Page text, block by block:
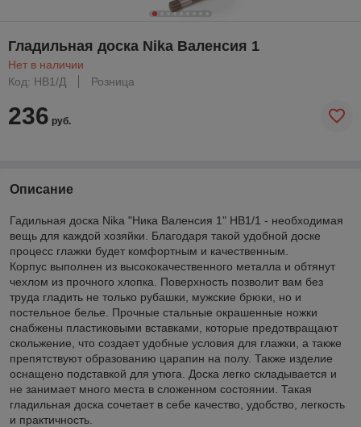
Гладильная доска Nika Валенсия 1
Нет в наличии
Код: НВ1/Д
Розница
236 руб.
Описание
Гадильная доска Nika "Ника Валенсия 1" НВ1/1 - необходимая
вещь для каждой хозяйки. Благодаря такой удобной доске
процесс глажки будет комфортным и качественным.
Корпус выполнен из высококачественного металла и обтянут
чехлом из прочного хлопка. Поверхность позволит вам без
труда гладить не только рубашки, мужские брюки, но и
постельное белье. Прочные стальные окрашенные ножки
снабжены пластиковыми вставками, которые предотвращают
скольжение, что создает удобные условия для глажки, а также
препятствуют образованию царапин на полу. Также изделие
оснащено подставкой для утюга. Доска легко складывается и
не занимает много места в сложенном состоянии. Такая
гладильная доска сочетает в себе качество, удобство, легкость
и практичность.